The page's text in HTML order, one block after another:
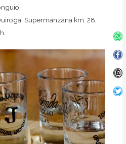
Supermanzana km. 28,
f